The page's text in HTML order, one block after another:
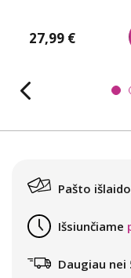
27,99 €
Pašto
Išsiunčiame
Daugiau nei